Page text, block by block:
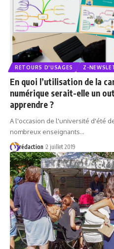
RETOURS D'USAGES Z-
En quoi l’utilisation de la
numérique serait-elle un
apprendre ?
A l'occasion de l'université d'été
nombreux enseignants…
rédaction 2 juillet 2019